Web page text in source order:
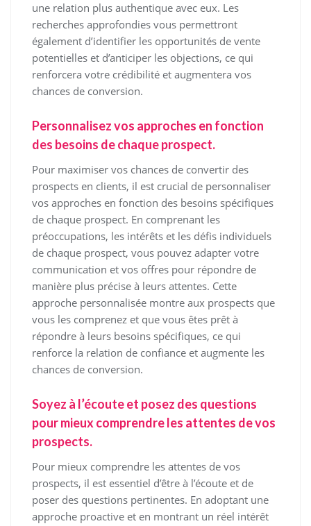
une relation plus authentique avec eux. Les
recherches approfondies vous permettront
également d’identifier les opportunités de vente
potentielles et d’anticiper les objections, ce qui
renforcera votre crédibilité et augmentera vos
chances de conversion.
Personnalisez vos approches en fonction
des besoins de chaque prospect.
Pour maximiser vos chances de convertir des
prospects en clients, il est crucial de personnaliser
vos approches en fonction des besoins spécifiques
de chaque prospect. En comprenant les
préoccupations, les intérêts et les défis individuels
de chaque prospect, vous pouvez adapter votre
communication et vos offres pour répondre de
manière plus précise à leurs attentes. Cette
approche personnalisée montre aux prospects que
vous les comprenez et que vous êtes prêt à
répondre à leurs besoins spécifiques, ce qui
renforce la relation de confiance et augmente les
chances de conversion.
Soyez à l’écoute et posez des questions
pour mieux comprendre les attentes de vos
prospects.
Pour mieux comprendre les attentes de vos
prospects, il est essentiel d’être à l’écoute et de
poser des questions pertinentes. En adoptant une
approche proactive et en montrant un réel intérêt